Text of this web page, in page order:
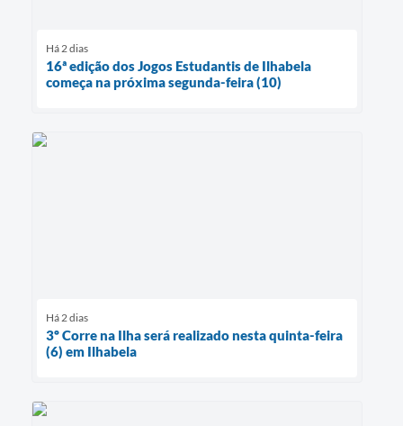
Há 2 dias
16ª edição dos Jogos Estudantis de Ilhabela
começa na próxima segunda-feira (10)
Há 2 dias
3º Corre na Ilha será realizado nesta quinta-feira
(6) em Ilhabela